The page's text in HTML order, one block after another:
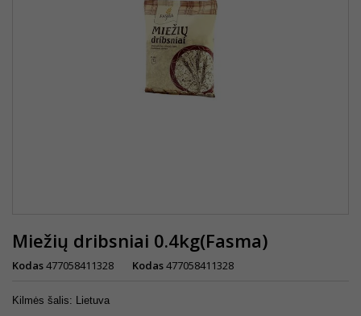
Miežių dribsniai 0.4kg(Fasma)
Kodas477058411328 Kodas477058411328
Kilmės šalis: Lietuva